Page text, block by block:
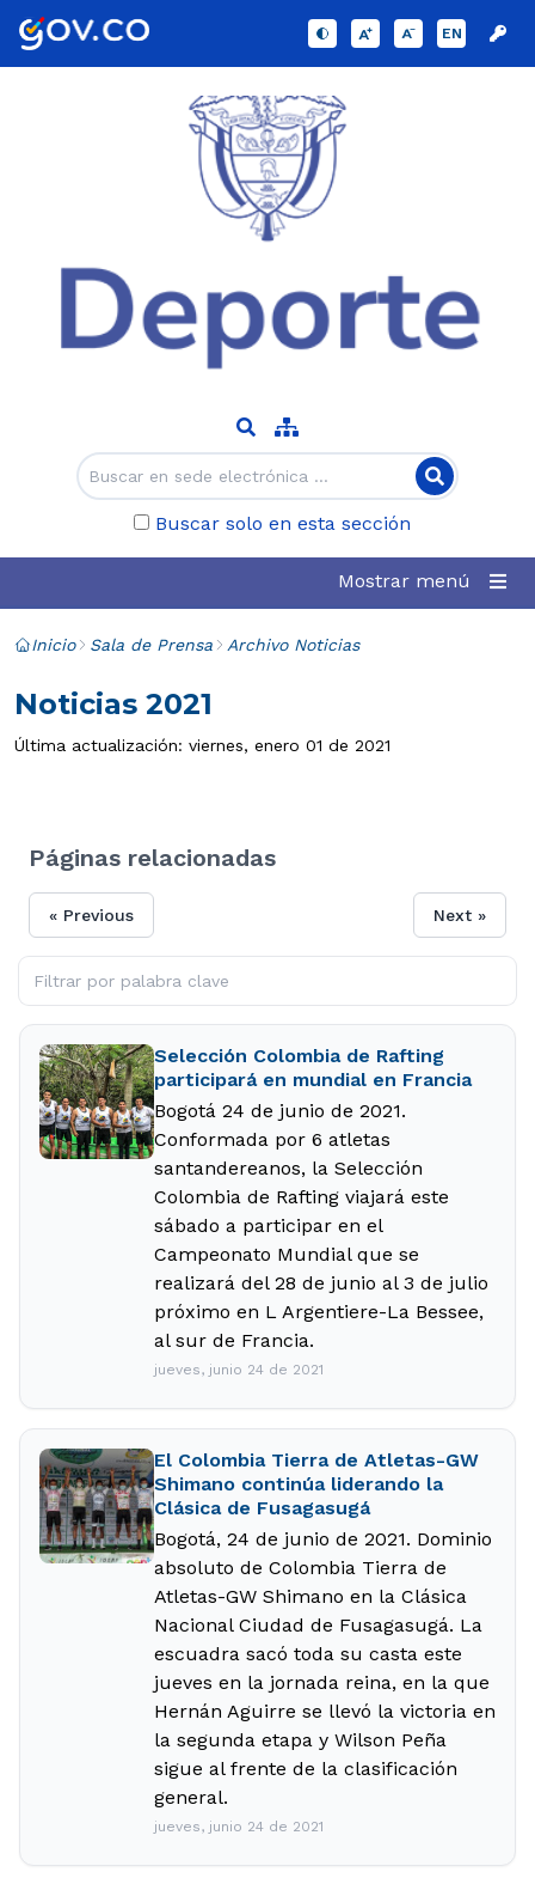
EN
Buscar solo en esta sección
Mostrar menú
Inicio Sala de Prensa Archivo Noticias
Noticias 2021
Última actualización: viernes, enero 01 de 2021
Páginas relacionadas
« Previous Next »
Selección Colombia de Rafting
participará en mundial en Francia
Bogotá 24 de junio de 2021.
Conformada por 6 atletas
santandereanos, la Selección
Colombia de Rafting viajará este
sábado a participar en el
Campeonato Mundial que se
realizará del 28 de junio al 3 de julio
próximo en L Argentiere-La Bessee,
al sur de Francia.
jueves, junio 24 de 2021
El Colombia Tierra de Atletas-GW
Shimano continúa liderando la
Clásica de Fusagasugá
Bogotá, 24 de junio de 2021. Dominio
absoluto de Colombia Tierra de
Atletas-GW Shimano en la Clásica
Nacional Ciudad de Fusagasugá. La
escuadra sacó toda su casta este
jueves en la jornada reina, en la que
Hernán Aguirre se llevó la victoria en
la segunda etapa y Wilson Peña
sigue al frente de la clasificación
general.
jueves, junio 24 de 2021